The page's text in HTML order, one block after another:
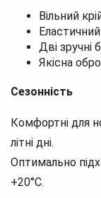
Вільний
Дві зручні
Якісна
Сезонність
Комфортні для
літні дні.
Оптимально
+20°C.